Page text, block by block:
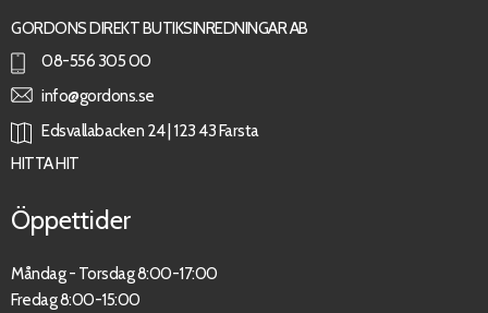
GORDONS DIREKT BUTIKSINREDNINGAR AB
08-556 305 00
info@gordons.se
Edsvallabacken 24 | 123 43 Farsta
HITTA HIT
Öppettider
Måndag - Torsdag 8:00-17:00
Fredag 8:00-15:00